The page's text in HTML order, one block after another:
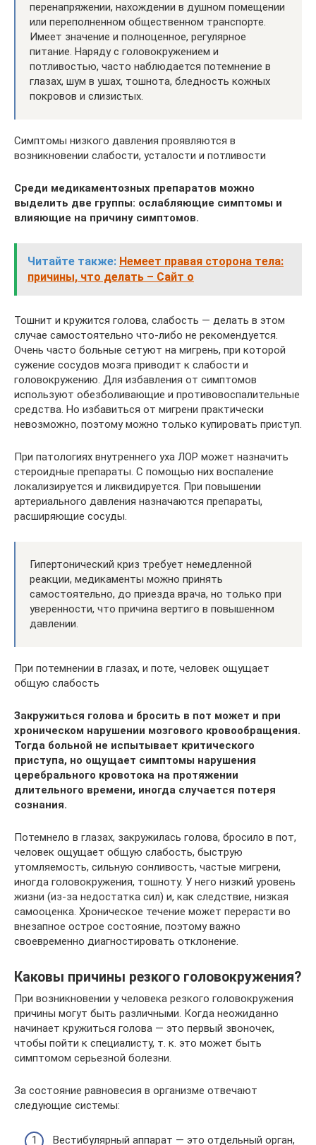
перенапряжении, нахождении в душном помещении
или переполненном общественном транспорте.
Имеет значение и полноценное, регулярное
питание. Наряду с головокружением и
потливостью, часто наблюдается потемнение в
глазах, шум в ушах, тошнота, бледность кожных
покровов и слизистых.
Симптомы низкого давления проявляются в
возникновении слабости, усталости и потливости
Среди медикаментозных препаратов можно
выделить две группы: ослабляющие симптомы и
влияющие на причину симптомов.
Читайте также: Немеет правая сторона тела:
причины, что делать – Сайт о
Тошнит и кружится голова, слабость — делать в этом
случае самостоятельно что-либо не рекомендуется.
Очень часто больные сетуют на мигрень, при которой
сужение сосудов мозга приводит к слабости и
головокружению. Для избавления от симптомов
используют обезболивающие и противовоспалительные
средства. Но избавиться от мигрени практически
невозможно, поэтому можно только купировать приступ.
При патологиях внутреннего уха ЛОР может назначить
стероидные препараты. С помощью них воспаление
локализируется и ликвидируется. При повышении
артериального давления назначаются препараты,
расширяющие сосуды.
Гипертонический криз требует немедленной
реакции, медикаменты можно принять
самостоятельно, до приезда врача, но только при
уверенности, что причина вертиго в повышенном
давлении.
При потемнении в глазах, и поте, человек ощущает
общую слабость
Закружиться голова и бросить в пот может и при
хроническом нарушении мозгового кровообращения.
Тогда больной не испытывает критического
приступа, но ощущает симптомы нарушения
церебрального кровотока на протяжении
длительного времени, иногда случается потеря
сознания.
Потемнело в глазах, закружилась голова, бросило в пот,
человек ощущает общую слабость, быструю
утомляемость, сильную сонливость, частые мигрени,
иногда головокружения, тошноту. У него низкий уровень
жизни (из-за недостатка сил) и, как следствие, низкая
самооценка. Хроническое течение может перерасти во
внезапное острое состояние, поэтому важно
своевременно диагностировать отклонение.
Каковы причины резкого головокружения?
При возникновении у человека резкого головокружения
причины могут быть различными. Когда неожиданно
начинает кружиться голова — это первый звоночек,
чтобы пойти к специалисту, т. к. это может быть
симптомом серьезной болезни.
За состояние равновесия в организме отвечают
следующие системы:
Вестибулярный аппарат — это отдельный орган,